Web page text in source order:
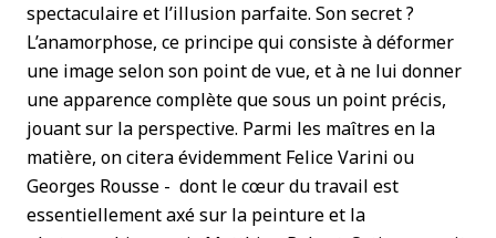
spectaculaire et l’illusion parfaite. Son secret ?
L’anamorphose, ce principe qui consiste à déformer
une image selon son point de vue, et à ne lui donner
une apparence complète que sous un point précis,
jouant sur la perspective. Parmi les maîtres en la
matière, on citera évidemment Felice Varini ou
Georges Rousse - dont le cœur du travail est
essentiellement axé sur la peinture et la